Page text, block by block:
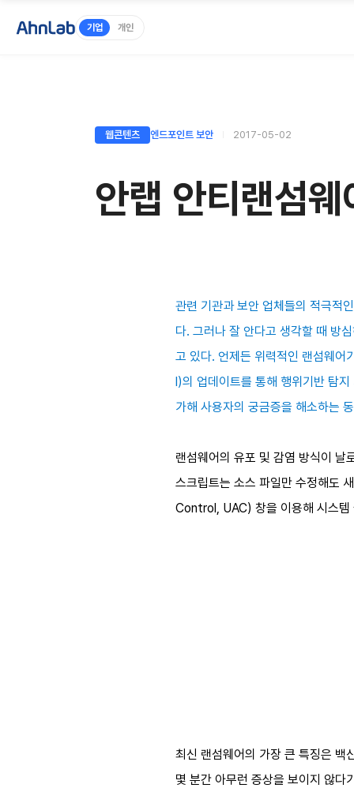
기업 개인
웹콘텐츠 엔드포인트 보안 2017-05-02
안랩 안티랜섬
관련 기관과 보안 업체들의 적극적
다. 그러나 잘 안다고 생각할 때 방
고 있다. 언제든 위력적인 랜섬웨
l)의 업데이트를 통해 행위기반 탐
가해 사용자의 궁금증을 해소하는
랜섬웨어의 유포 및 감염 방식이 날
스크립트는 소스 파일만 수정해도
Control, UAC) 창을 이용해 시스템
최신 랜섬웨어의 가장 큰 특징은 백
몇 분간 아무런 증상을 보이지 않다